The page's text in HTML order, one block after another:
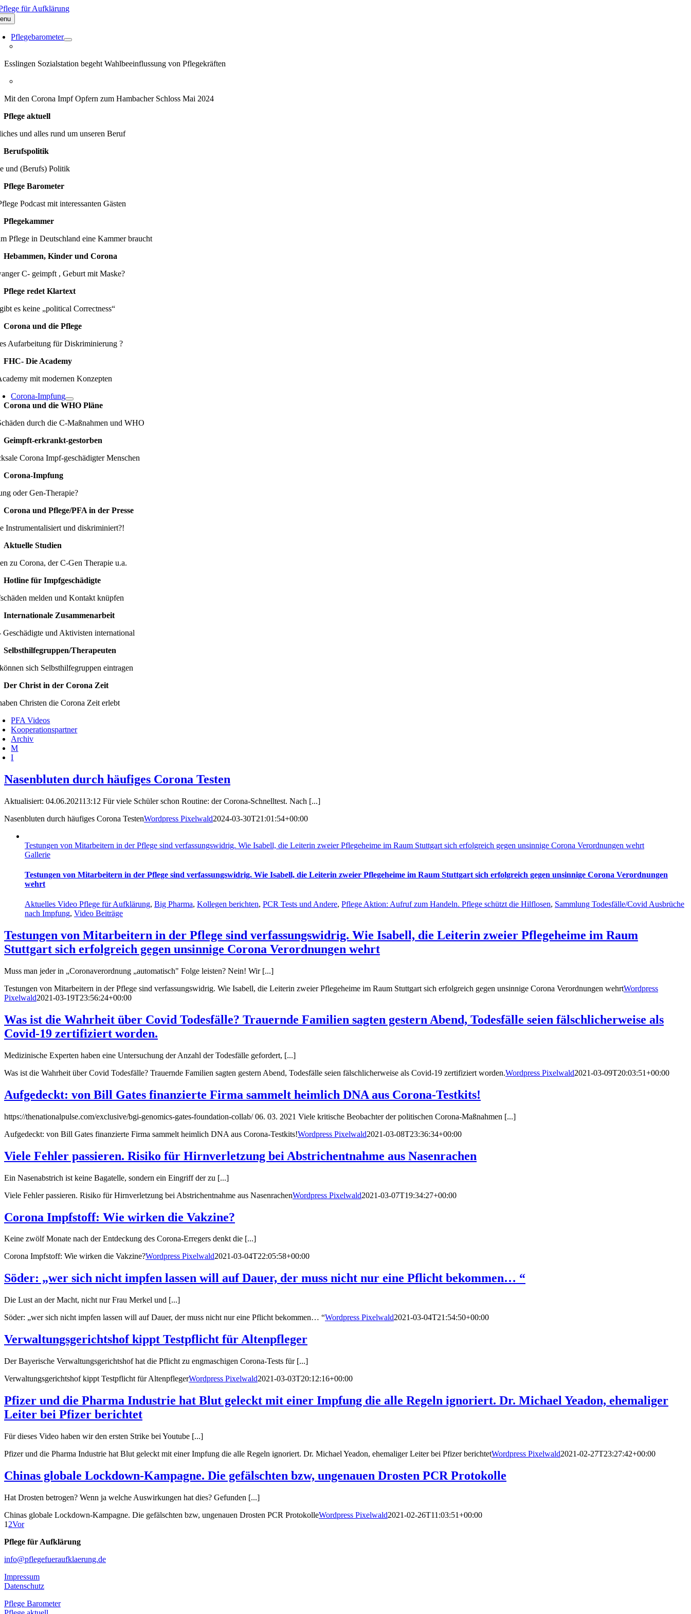
Zum
Inhalt
springen
Pflegebarometer
Esslingen Sozialstation begeht Wahlbeeinflussung von Pflegekräften
Mit den Corona Impf Opfern zum Hambacher Schloss Mai 2024
Pflege aktuell
und alles rund um unseren Beruf
Berufspolitik
und (Berufs) Politik
Pflege Barometer
Podcast mit interessanten Gästen
Pflegekammer
Pflege in Deutschland eine Kammer braucht
Hebammen, Kinder und Corona
C- geimpft , Geburt mit Maske?
Pflege redet Klartext
es keine „political Correctness“
Corona und die Pflege
Aufarbeitung für Diskriminierung ?
FHC- Die Academy
mit modernen Konzepten
Corona-Impfung
Corona und die WHO Pläne
durch die C-Maßnahmen und WHO
Geimpft-erkrankt-gestorben
Corona Impf-geschädigter Menschen
Corona-Impfung
oder Gen-Therapie?
Corona und Pflege/PFA in der Presse
Instrumentalisiert und diskriminiert?!
Aktuelle Studien
zu Corona, der C-Gen Therapie u.a.
Hotline für Impfgeschädigte
melden und Kontakt knüpfen
Internationale Zusammenarbeit
Geschädigte und Aktivisten international
Selbsthilfegruppen/Therapeuten
sich Selbsthilfegruppen eintragen
Der Christ in der Corona Zeit
Christen die Corona Zeit erlebt
PFA Videos
Kooperationspartner
Archiv
M
I
Nasenbluten durch häufiges Corona Testen
Aktualisiert: 04.06.202113:12 Für viele Schüler schon Routine: der Corona-Schnelltest. Nach [...]
Nasenbluten durch häufiges Corona TestenWordpress Pixelwald2024-03-30T21:01:54+00:00
Testungen von Mitarbeitern in der Pflege sind verfassungswidrig. Wie Isabell, die Leiterin zweier Pflegeheime im Raum Stuttgart sich erfolgreich gegen unsinnige Corona Verordnungen wehrt
Gallerie
Testungen von Mitarbeitern in der Pflege sind verfassungswidrig. Wie Isabell, die Leiterin zweier Pflegeheime im Raum Stuttgart sich erfolgreich gegen unsinnige Corona Verordnungen
wehrt
Aktuelles Video Pflege für Aufklärung, Big Pharma, Kollegen berichten, PCR Tests und Andere, Pflege Aktion: Aufruf zum Handeln. Pflege schützt die Hilflosen, Sammlung Todesfälle/Covid Ausbrüche
nach Impfung, Video Beiträge
Testungen von Mitarbeitern in der Pflege sind verfassungswidrig. Wie Isabell, die Leiterin zweier Pflegeheime im Raum
Stuttgart sich erfolgreich gegen unsinnige Corona Verordnungen wehrt
Muss man jeder in „Coronaverordnung „automatisch" Folge leisten? Nein! Wir [...]
Testungen von Mitarbeitern in der Pflege sind verfassungswidrig. Wie Isabell, die Leiterin zweier Pflegeheime im Raum Stuttgart sich erfolgreich gegen unsinnige Corona Verordnungen wehrtWordpress
Pixelwald2021-03-19T23:56:24+00:00
Was ist die Wahrheit über Covid Todesfälle? Trauernde Familien sagten gestern Abend, Todesfälle seien fälschlicherweise als
Covid-19 zertifiziert worden.
Medizinische Experten haben eine Untersuchung der Anzahl der Todesfälle gefordert, [...]
Was ist die Wahrheit über Covid Todesfälle? Trauernde Familien sagten gestern Abend, Todesfälle seien fälschlicherweise als Covid-19 zertifiziert worden.Wordpress Pixelwald2021-03-09T20:03:51+00:00
Aufgedeckt: von Bill Gates finanzierte Firma sammelt heimlich DNA aus Corona-Testkits!
https://thenationalpulse.com/exclusive/bgi-genomics-gates-foundation-collab/ 06. 03. 2021 Viele kritische Beobachter der politischen Corona-Maßnahmen [...]
Aufgedeckt: von Bill Gates finanzierte Firma sammelt heimlich DNA aus Corona-Testkits!Wordpress Pixelwald2021-03-08T23:36:34+00:00
Viele Fehler passieren. Risiko für Hirnverletzung bei Abstrichentnahme aus Nasenrachen
Ein Nasenabstrich ist keine Bagatelle, sondern ein Eingriff der zu [...]
Viele Fehler passieren. Risiko für Hirnverletzung bei Abstrichentnahme aus NasenrachenWordpress Pixelwald2021-03-07T19:34:27+00:00
Corona Impfstoff: Wie wirken die Vakzine?
Keine zwölf Monate nach der Entdeckung des Corona-Erregers denkt die [...]
Corona Impfstoff: Wie wirken die Vakzine?Wordpress Pixelwald2021-03-04T22:05:58+00:00
Söder: „wer sich nicht impfen lassen will auf Dauer, der muss nicht nur eine Pflicht bekommen… “
Die Lust an der Macht, nicht nur Frau Merkel und [...]
Söder: „wer sich nicht impfen lassen will auf Dauer, der muss nicht nur eine Pflicht bekommen… “Wordpress Pixelwald2021-03-04T21:54:50+00:00
Verwaltungsgerichtshof kippt Testpflicht für Altenpfleger
Der Bayerische Verwaltungsgerichtshof hat die Pflicht zu engmaschigen Corona-Tests für [...]
Verwaltungsgerichtshof kippt Testpflicht für AltenpflegerWordpress Pixelwald2021-03-03T20:12:16+00:00
Pfizer und die Pharma Industrie hat Blut geleckt mit einer Impfung die alle Regeln ignoriert. Dr. Michael Yeadon, ehemaliger
Leiter bei Pfizer berichtet
Für dieses Video haben wir den ersten Strike bei Youtube [...]
Pfizer und die Pharma Industrie hat Blut geleckt mit einer Impfung die alle Regeln ignoriert. Dr. Michael Yeadon, ehemaliger Leiter bei Pfizer berichtetWordpress Pixelwald2021-02-27T23:27:42+00:00
Chinas globale Lockdown-Kampagne. Die gefälschten bzw, ungenauen Drosten PCR Protokolle
Hat Drosten betrogen? Wenn ja welche Auswirkungen hat dies? Gefunden [...]
Chinas globale Lockdown-Kampagne. Die gefälschten bzw, ungenauen Drosten PCR ProtokolleWordpress Pixelwald2021-02-26T11:03:51+00:00
1 2Vor
Pflege für Aufklärung
info@pflegefueraufklaerung.de
Impressum
Datenschutz
Pflege Barometer